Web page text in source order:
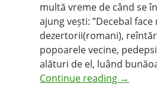
multă vreme de când se
ajung vești: ”Decebal
dezertorii(romani),
popoarele vecine,
alături de el, luând
Continue reading →